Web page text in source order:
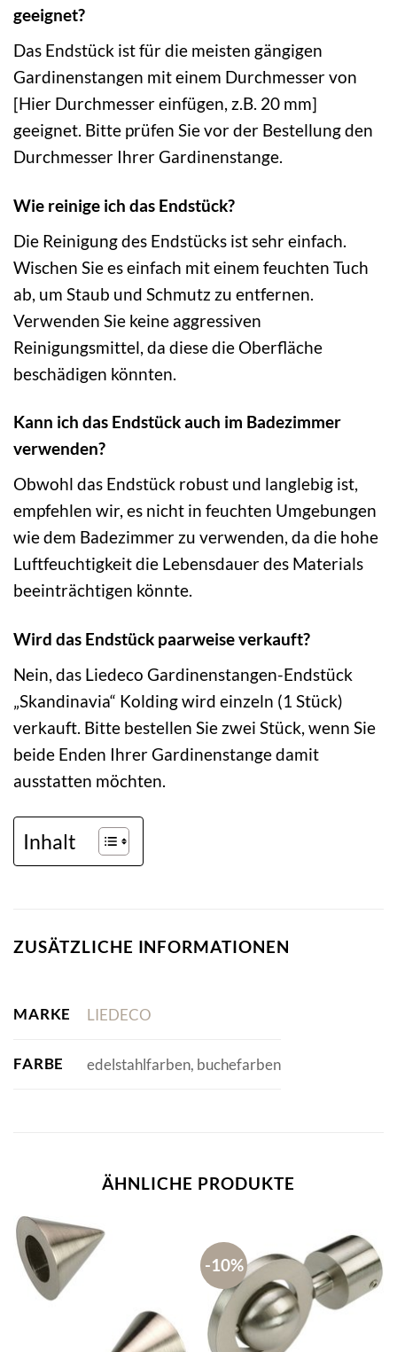
geeignet?
Das Endstück ist für die meisten gängigen
Gardinenstangen mit einem Durchmesser von
[Hier Durchmesser einfügen, z.B. 20 mm]
geeignet. Bitte prüfen Sie vor der Bestellung den
Durchmesser Ihrer Gardinenstange.
Wie reinige ich das Endstück?
Die Reinigung des Endstücks ist sehr einfach.
Wischen Sie es einfach mit einem feuchten Tuch
ab, um Staub und Schmutz zu entfernen.
Verwenden Sie keine aggressiven
Reinigungsmittel, da diese die Oberfläche
beschädigen könnten.
Kann ich das Endstück auch im Badezimmer
verwenden?
Obwohl das Endstück robust und langlebig ist,
empfehlen wir, es nicht in feuchten Umgebungen
wie dem Badezimmer zu verwenden, da die hohe
Luftfeuchtigkeit die Lebensdauer des Materials
beeinträchtigen könnte.
Wird das Endstück paarweise verkauft?
Nein, das Liedeco Gardinenstangen-Endstück
„Skandinavia“ Kolding wird einzeln (1 Stück)
verkauft. Bitte bestellen Sie zwei Stück, wenn Sie
beide Enden Ihrer Gardinenstange damit
ausstatten möchten.
Inhalt
ZUSÄTZLICHE INFORMATIONEN
MARKE LIEDECO
FARBE edelstahlfarben, buchefarben
ÄHNLICHE PRODUKTE
-10%